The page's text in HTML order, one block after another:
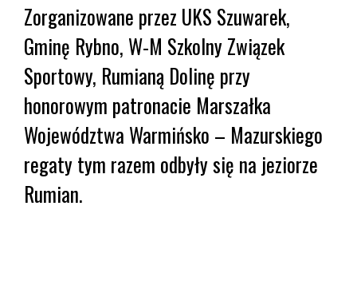
Zorganizowane przez UKS Szuwarek,
Gminę Rybno, W-M Szkolny Związek
Sportowy, Rumianą Dolinę przy
honorowym patronacie Marszałka
Województwa Warmińsko – Mazurskiego
regaty tym razem odbyły się na jeziorze
Rumian.